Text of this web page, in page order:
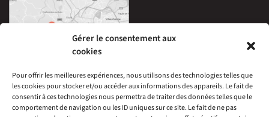
Gérer le consentement aux
cookies
Pour offrir les meilleures expériences, nous utilisons des technologies telles que
les cookies pour stocker et/ou accéder aux informations des appareils. Le fait de
consentir à ces technologies nous permettra de traiter des données telles que le
comportement de navigation ou les ID uniques sur ce site. Le fait de ne pas
33 Avenue Edouard Millaud,
69290 Craponne, France